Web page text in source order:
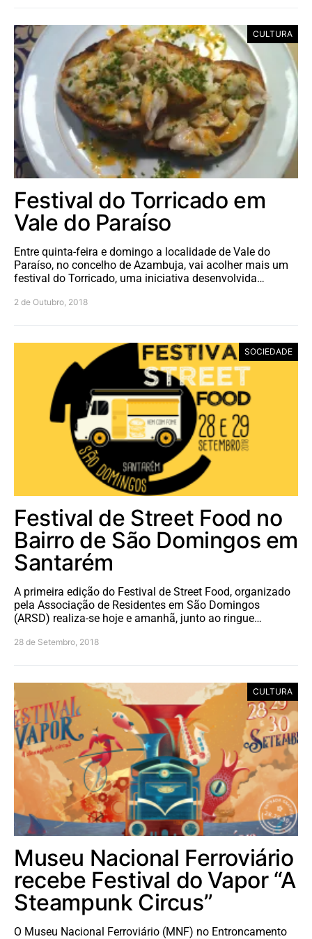
CULTURA
Festival do Torricado em
Vale do Paraíso
Entre quinta-feira e domingo a localidade de Vale do
Paraíso, no concelho de Azambuja, vai acolher mais um
festival do Torricado, uma iniciativa desenvolvida…
2 de Outubro, 2018
SOCIEDADE
Festival de Street Food no
Bairro de São Domingos em
Santarém
A primeira edição do Festival de Street Food, organizado
pela Associação de Residentes em São Domingos
(ARSD) realiza-se hoje e amanhã, junto ao ringue…
28 de Setembro, 2018
CULTURA
Museu Nacional Ferroviário
recebe Festival do Vapor “A
Steampunk Circus”
O Museu Nacional Ferroviário (MNF) no Entroncamento